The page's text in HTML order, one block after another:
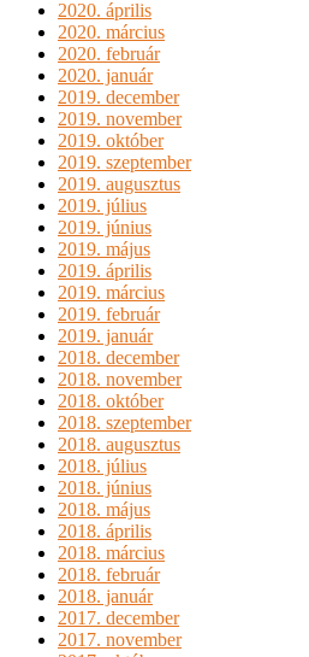
2020. április
2020. március
2020. február
2020. január
2019. december
2019. november
2019. október
2019. szeptember
2019. augusztus
2019. július
2019. június
2019. május
2019. április
2019. március
2019. február
2019. január
2018. december
2018. november
2018. október
2018. szeptember
2018. augusztus
2018. július
2018. június
2018. május
2018. április
2018. március
2018. február
2018. január
2017. december
2017. november